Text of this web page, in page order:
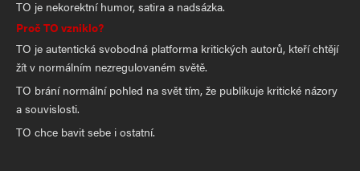
TO je nekorektní humor, satira a nadsázka.
Proč TO vzniklo?
TO je autentická svobodná platforma kritických autorů, kteří chtějí
žít v normálním nezregulovaném světě.
TO brání normální pohled na svět tím, že publikuje kritické názory
a souvislosti.
TO chce bavit sebe i ostatní.